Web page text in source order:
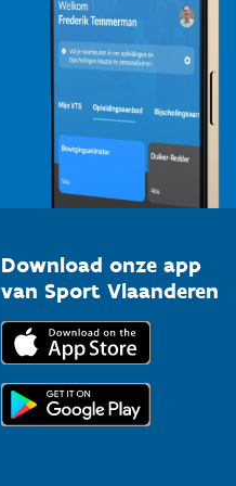
Download onze app
van Sport Vlaanderen